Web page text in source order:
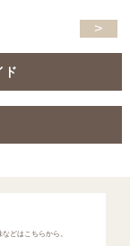
>
ド
どはこちらから。